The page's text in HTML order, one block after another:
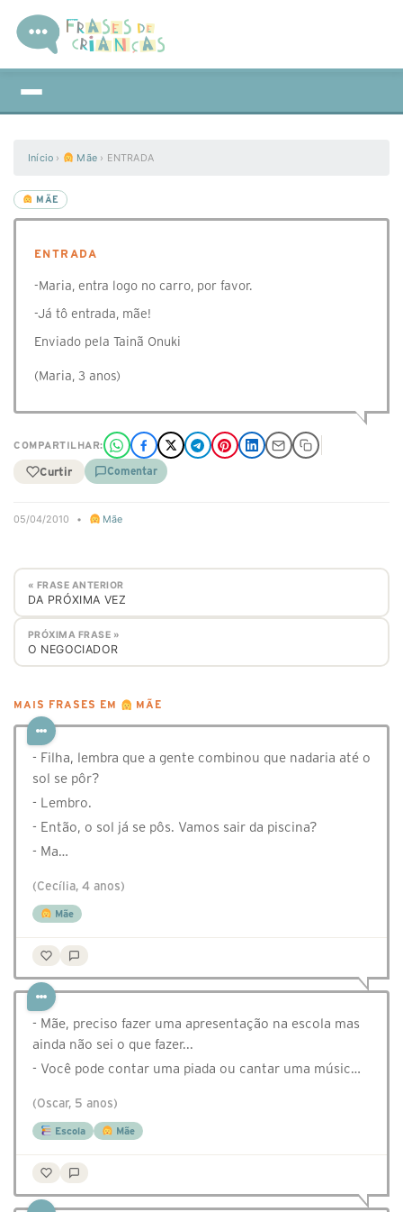
Início › Mãe › ENTRADA
MÃE
ENTRADA
-Maria, entra logo no carro, por favor.
-Já tô entrada, mãe!
Enviado pela Tainã Onuki
(Maria, 3 anos)
COMPARTILHAR:
Curtir Comentar
05/04/2010 • Mãe
« FRASE ANTERIOR
DA PRÓXIMA VEZ
PRÓXIMA FRASE »
O NEGOCIADOR
MAIS FRASES EM MÃE
- Filha, lembra que a gente combinou que nadaria até o
sol se pôr?
- Lembro.
- Então, o sol já se pôs. Vamos sair da piscina?
- Ma…
(Cecília, 4 anos)
Mãe
- Mãe, preciso fazer uma apresentação na escola mas
ainda não sei o que fazer...
- Você pode contar uma piada ou cantar uma músic…
(Oscar, 5 anos)
Escola Mãe